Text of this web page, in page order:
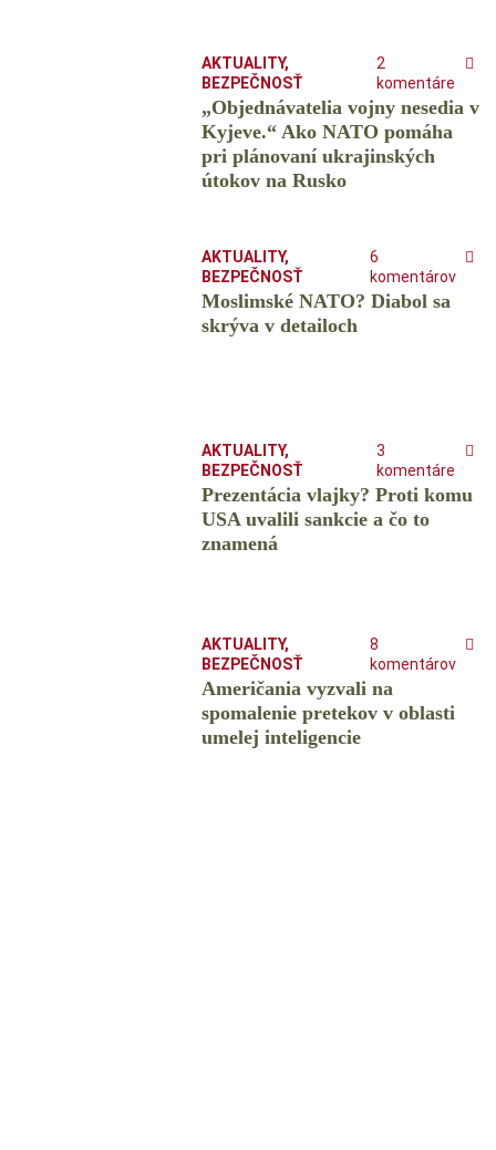
AKTUALITY,
BEZPEČNOSŤ
2
komentáre
„Objednávatelia vojny nesedia v
Kyjeve.“ Ako NATO pomáha
pri plánovaní ukrajinských
útokov na Rusko
AKTUALITY,
BEZPEČNOSŤ
6
komentárov
Moslimské NATO? Diabol sa
skrýva v detailoch
AKTUALITY,
BEZPEČNOSŤ
3
komentáre
Prezentácia vlajky? Proti komu
USA uvalili sankcie a čo to
znamená
AKTUALITY,
BEZPEČNOSŤ
8
komentárov
Američania vyzvali na
spomalenie pretekov v oblasti
umelej inteligencie